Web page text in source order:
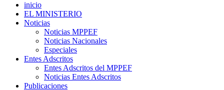
inicio
EL MINISTERIO
Noticias
Noticias MPPEF
Noticias Nacionales
Especiales
Entes Adscritos
Entes Adscritos del MPPEF
Noticias Entes Adscritos
Publicaciones